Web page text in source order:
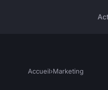
Accueil›Marketing